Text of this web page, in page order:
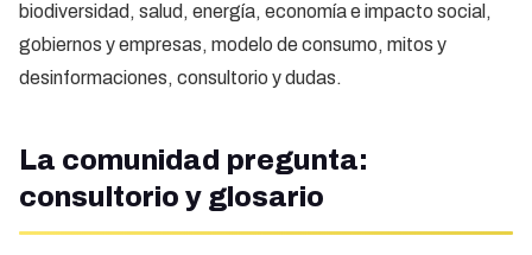
biodiversidad, salud, energía, economía e impacto social,
gobiernos y empresas, modelo de consumo, mitos y
desinformaciones, consultorio y dudas.
La comunidad pregunta:
consultorio y glosario